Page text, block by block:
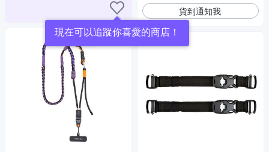
現在可以追蹤你喜愛的商店！
貨到通知我